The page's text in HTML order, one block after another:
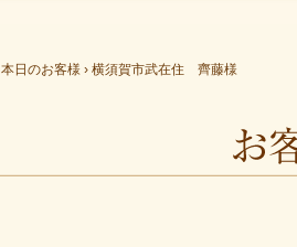
本日のお客様 › 横須賀市武在住 齊藤様